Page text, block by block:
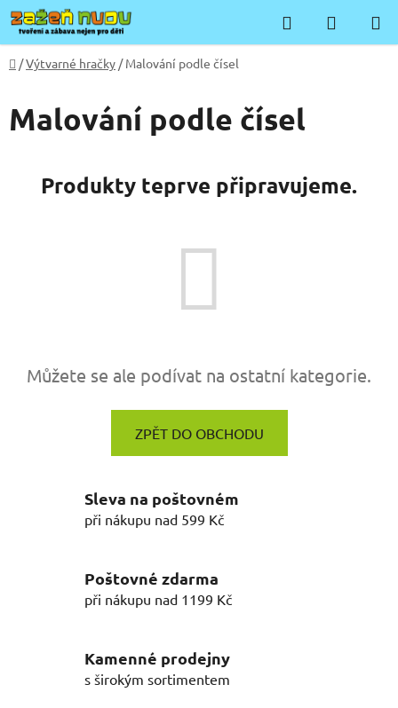
Přejít
na
obsah
Hledat
KOŠÍK
Domů
/Výtvarné hračky / Malování podle čísel
Malování podle čísel
Produkty teprve připravujeme.
Můžete se ale podívat na ostatní kategorie.
ZPĚT DO OBCHODU
Sleva na poštovném
při nákupu nad 599 Kč
Poštovné zdarma
při nákupu nad 1199 Kč
Kamenné prodejny
s širokým sortimentem